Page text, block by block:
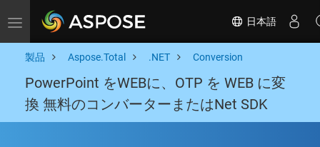
Toggle navigation 日本語
製品 Aspose.Total .NET Conversion
PowerPoint をWEBに、OTP を WEB に変
換 無料のコンバーターまたはNet SDK